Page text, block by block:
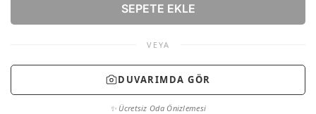
SEPETE EKLE
VEYA
DUVARIMDA GÖR
✨ Ücretsiz Oda Önizlemesi